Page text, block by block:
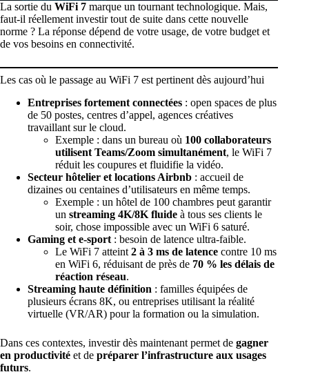
La sortie du WiFi 7 marque un tournant technologique. Mais,
faut-il réellement investir tout de suite dans cette nouvelle
norme ? La réponse dépend de votre usage, de votre budget et
de vos besoins en connectivité.
Les cas où le passage au WiFi 7 est pertinent dès aujourd’hui
Entreprises fortement connectées : open spaces de plus
de 50 postes, centres d’appel, agences créatives
travaillant sur le cloud.
Exemple : dans un bureau où 100 collaborateurs
utilisent Teams/Zoom simultanément, le WiFi 7
réduit les coupures et fluidifie la vidéo.
Secteur hôtelier et locations Airbnb : accueil de
dizaines ou centaines d’utilisateurs en même temps.
Exemple : un hôtel de 100 chambres peut garantir
un streaming 4K/8K fluide à tous ses clients le
soir, chose impossible avec un WiFi 6 saturé.
Gaming et e-sport : besoin de latence ultra-faible.
Le WiFi 7 atteint 2 à 3 ms de latence contre 10 ms
en WiFi 6, réduisant de près de 70 % les délais de
réaction réseau.
Streaming haute définition : familles équipées de
plusieurs écrans 8K, ou entreprises utilisant la réalité
virtuelle (VR/AR) pour la formation ou la simulation.
Dans ces contextes, investir dès maintenant permet de gagner
en productivité et de préparer l’infrastructure aux usages
futurs.